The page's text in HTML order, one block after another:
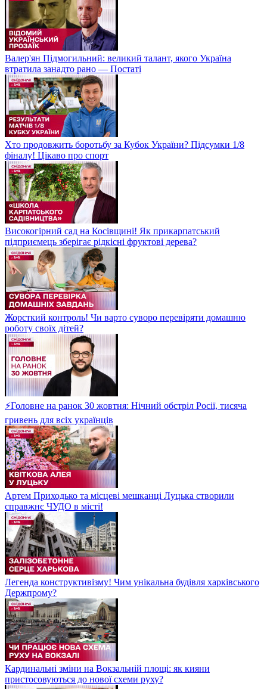
Валер'ян Підмогильний: великий талант, якого Україна
втратила занадто рано — Постаті
Хто продовжить боротьбу за Кубок України? Підсумки 1/8
фіналу! Цікаво про спорт
Високогірний сад на Косівщині! Як прикарпатський
підприємець зберігає рідкісні фруктові дерева?
Жорсткий контроль! Чи варто суворо перевіряти домашню
роботу своїх дітей?
⚡Головне на ранок 30 жовтня: Нічний обстріл Росії, тисяча
гривень для всіх українців
Артем Приходько та місцеві мешканці Луцька створили
справжнє ЧУДО в місті!
Легенда конструктивізму! Чим унікальна будівля харківського
Держпрому?
Кардинальні зміни на Вокзальній площі: як кияни
пристосовуються до нової схеми руху?